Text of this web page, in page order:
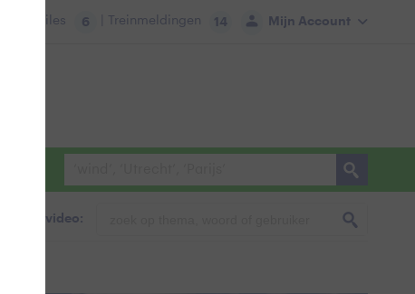
Mijn Account
Files 6 | Treinmeldingen 14
foto & video: